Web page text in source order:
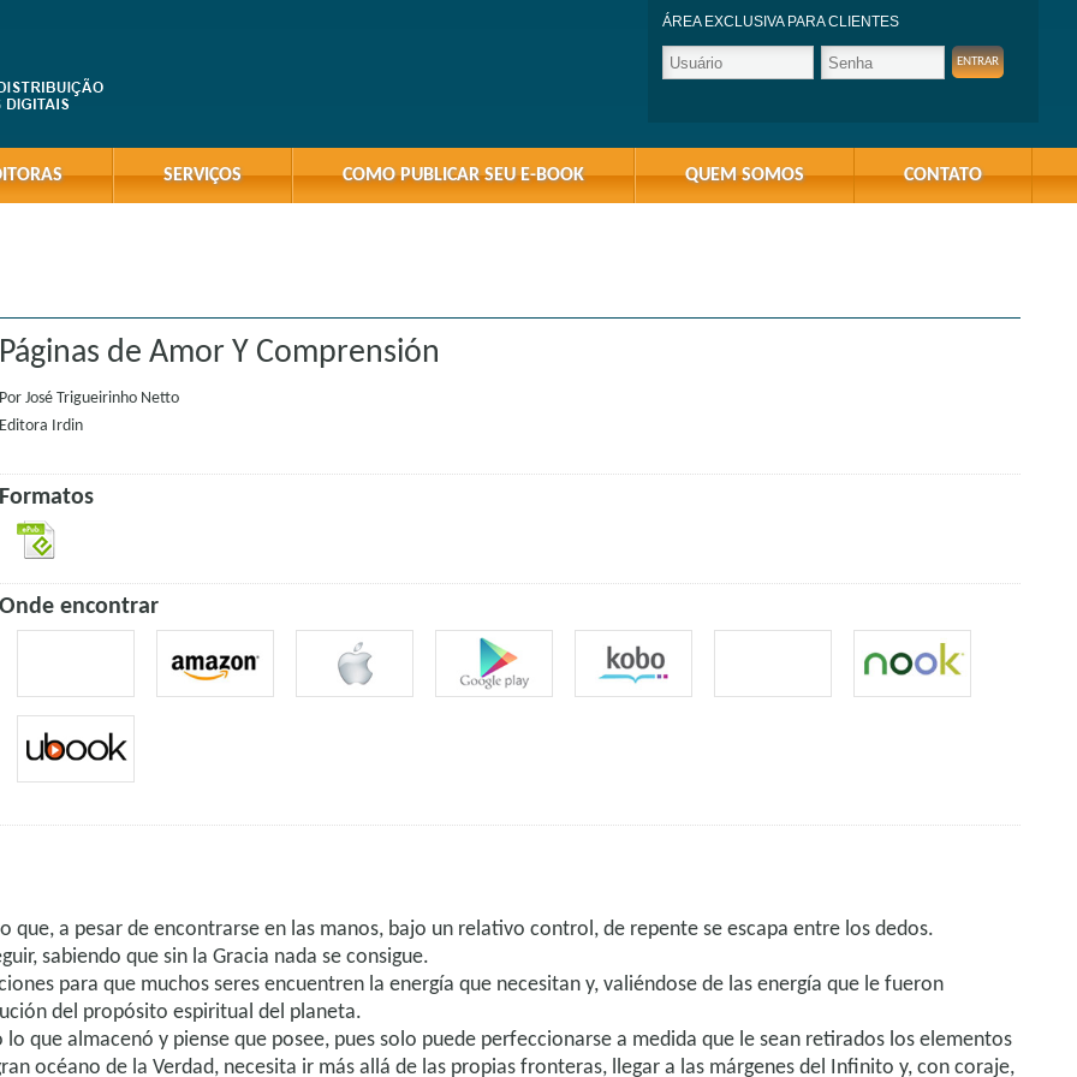
ÁREA EXCLUSIVA PARA CLIENTES
SERVIÇOS COMO PUBLICAR SEU E-BOOK QUEM SOMOS CONTATO
Páginas de Amor Y Comprensión
Por José Trigueirinho Netto
Editora Irdin
Formatos
Onde encontrar
a pesar de encontrarse en las manos, bajo un relativo control, de repente se escapa entre los dedos.
sabiendo que sin la Gracia nada se consigue.
para que muchos seres encuentren la energía que necesitan y, valiéndose de las energía que le fueron
del propósito espiritual del planeta.
que almacenó y piense que posee, pues solo puede perfeccionarse a medida que le sean retirados los elementos
océano de la Verdad, necesita ir más allá de las propias fronteras, llegar a las márgenes del Infinito y, con coraje,